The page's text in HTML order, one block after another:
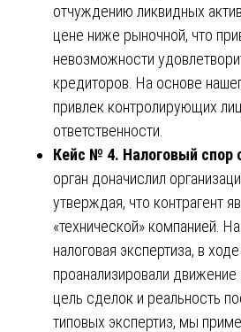
отчуждению ликвидных
цене ниже рыночной, что
невозможности
кредиторов. На основе
привлек контролирующих
ответственности.
Кейс № 4. Налоговый
орган доначислил
утверждая, что контрагент
«технической» компанией.
налоговая экспертиза, в
проанализировали
цель сделок и реальность
типовых экспертиз, мы